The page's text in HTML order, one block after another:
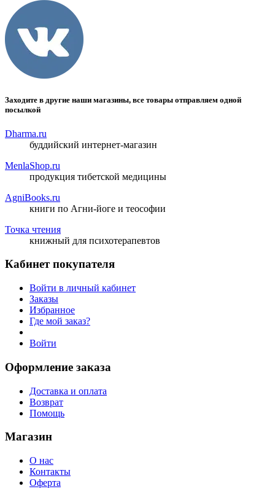
Заходите в другие наши магазины, все товары отправляем одной
посылкой
Dharma.ru
буддийский интернет-магазин
MenlaShop.ru
продукция тибетской медицины
AgniBooks.ru
книги по Агни-йоге и теософии
Точка чтения
книжный для психотерапевтов
Кабинет покупателя
Войти в личный кабинет
Заказы
Избранное
Где мой заказ?
Войти
Оформление заказа
Доставка и оплата
Возврат
Помощь
Магазин
О нас
Контакты
Оферта